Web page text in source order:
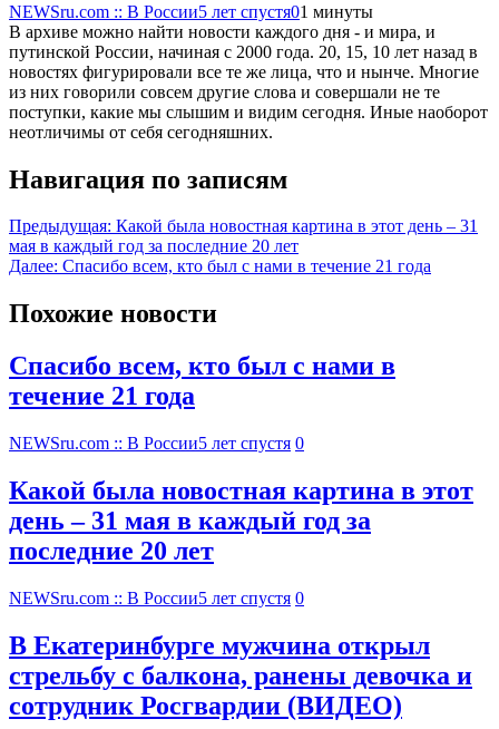
NEWSru.com :: В России5 лет спустя01 минуты
В архиве можно найти новости каждого дня - и мира, и
путинской России, начиная с 2000 года. 20, 15, 10 лет назад в
новостях фигурировали все те же лица, что и нынче. Многие
из них говорили совсем другие слова и совершали не те
поступки, какие мы слышим и видим сегодня. Иные наоборот
неотличимы от себя сегодняшних.
Навигация по записям
Предыдущая: Какой была новостная картина в этот день – 31
мая в каждый год за последние 20 лет
Далее: Спасибо всем, кто был с нами в течение 21 года
Похожие новости
Спасибо всем, кто был с нами в
течение 21 года
NEWSru.com :: В России5 лет спустя 0
Какой была новостная картина в этот
день – 31 мая в каждый год за
последние 20 лет
NEWSru.com :: В России5 лет спустя 0
В Екатеринбурге мужчина открыл
стрельбу с балкона, ранены девочка и
сотрудник Росгвардии (ВИДЕО)